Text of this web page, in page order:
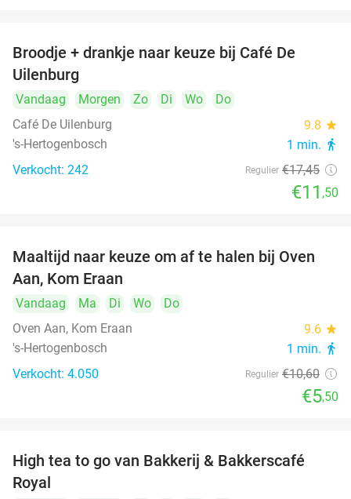
Broodje + drankje naar keuze bij Café De
Uilenburg
Vandaag Morgen Zo Di Wo
Do
Café De Uilenburg
9.8 star
's-Hertogenbosch 1 min. directions_walk
Verkocht: 242 Regulier €17,45
€11 ,50
48%
Maaltijd naar keuze om af te halen bij Oven
Aan, Kom Eraan
Vandaag Ma Di Wo
Do
Oven Aan, Kom Eraan
9.6 star
's-Hertogenbosch 1 min. directions_walk
Verkocht: 4.050 Regulier €10,60
€5,50
40%
High tea to go van Bakkerij & Bakkerscafé
Royal